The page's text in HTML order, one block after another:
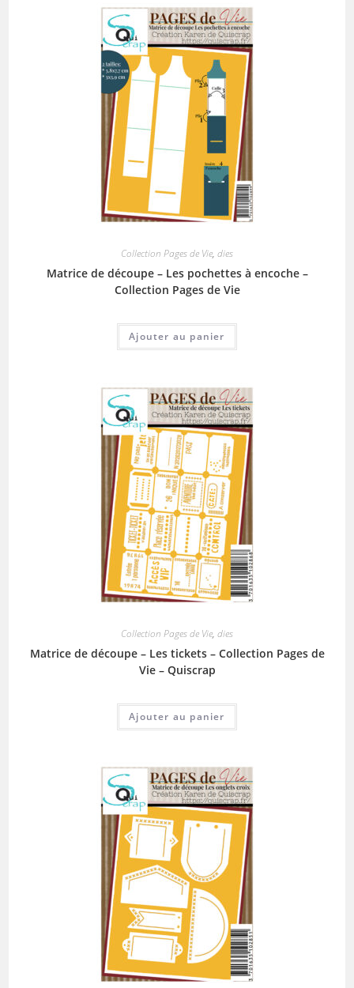
Collection Pages de Vie, dies
Matrice de découpe – Les pochettes à encoche –
Collection Pages de Vie
Ajouter au panier
Collection Pages de Vie, dies
Matrice de découpe – Les tickets – Collection Pages de
Vie – Quiscrap
Ajouter au panier